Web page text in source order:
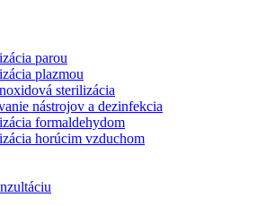
parou
plazmou
sterilizácia
nástrojov a dezinfekcia
formaldehydom
horúcim vzduchom